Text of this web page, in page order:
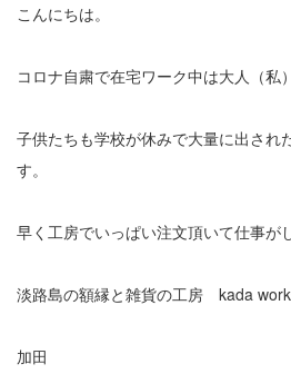
こんにちは。
コロナ自粛で在宅ワーク中は大人（私
子供たちも学校が休みで大量に出され
す。
早く工房でいっぱい注文頂いて仕事が
淡路島の額縁と雑貨の工房 kada
加田